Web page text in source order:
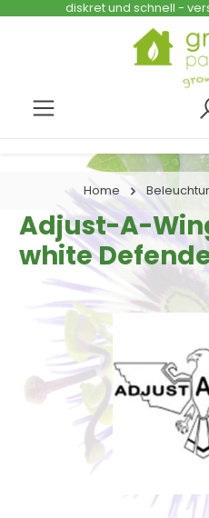
Zum Hauptinhalt springen
diskret und schnell -
Home
Adjust-A-
white